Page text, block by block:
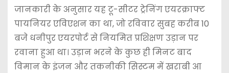
जानकारी के अनुसार यह टू-सीटर ट्रेनिंग एयरक्राफ्ट
पायनियर एविएशनका था, जो रविवार सुबह करीब 10
बजे धनीपुर एयरपोर्ट से नियमित प्रशिक्षण उड़ान पर
रवाना हुआ था। उड़ान भरने के कुछ ही मिनट बाद
विमान के इंजन और तकनीकी सिस्टम में खराबी आ